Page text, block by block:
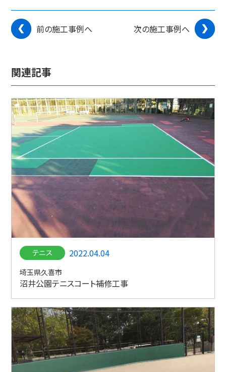
前の施工事例へ 次の施工事例へ
関連記事
2022.04.04
埼玉県久喜市
沼井公園テニスコート補修工事